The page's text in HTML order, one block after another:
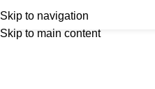
Skip to navigation
Skip to main content